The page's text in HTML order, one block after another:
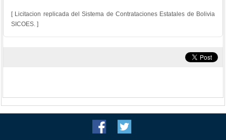
[ Licitacion replicada del Sistema de Contrataciones Estatales de Bolivia
SICOES. ]